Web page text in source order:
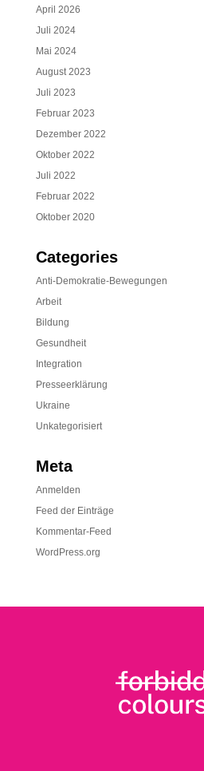
April 2026
Juli 2024
Mai 2024
August 2023
Juli 2023
Februar 2023
Dezember 2022
Oktober 2022
Juli 2022
Februar 2022
Oktober 2020
Categories
Anti-Demokratie-Bewegungen
Arbeit
Bildung
Gesundheit
Integration
Presseerklärung
Ukraine
Unkategorisiert
Meta
Anmelden
Feed der Einträge
Kommentar-Feed
WordPress.org